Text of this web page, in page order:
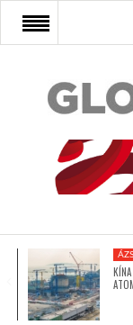
FŐOLDAL
AFRIKA
ÁZSIA